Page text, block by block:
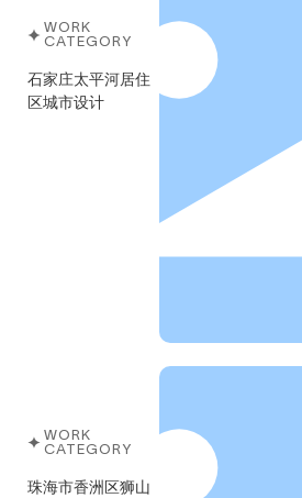
WORK
CATEGORY
石家庄太平河居住
区城市设计
WORK
CATEGORY
珠海市香洲区狮山